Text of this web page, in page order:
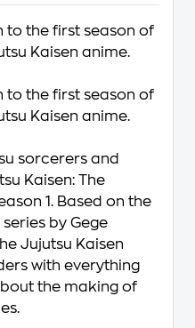
the first season of
Kaisen anime.
the first season of
Kaisen anime.
sorcerers and
Kaisen: The
1. Based on the
by Gege
Jujutsu Kaisen
with everything
the making of